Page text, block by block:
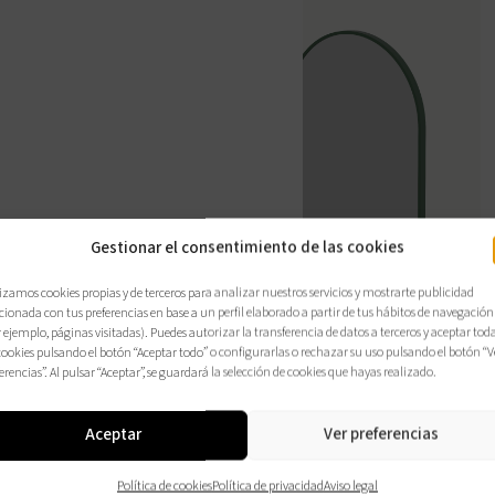
Gestionar el consentimiento de las cookies
cookies propias y de terceros para analizar nuestros servicios y mostrarte publicidad
con tus preferencias en base a un perfil elaborado a partir de tus hábitos de navegación
ejemplo, páginas visitadas). Puedes autorizar la transferencia de datos a terceros y aceptar
pulsando el botón “Aceptar todo” o configurarlas o rechazar su uso pulsando el botón
Al pulsar “Aceptar”, se guardará la selección de cookies que hayas realizado.
Aceptar Ver preferencias
Política de cookiesPolítica de privacidadAviso legal